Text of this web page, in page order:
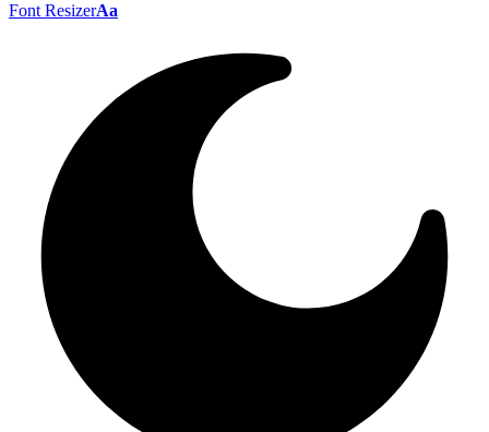
Font ResizerAa